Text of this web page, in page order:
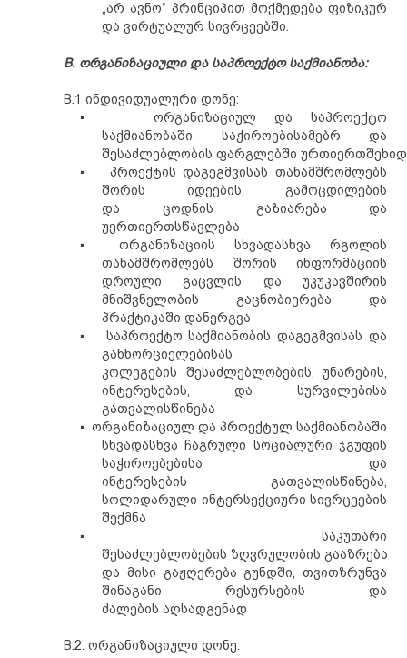
„არ ავნო“ პრინციპით მოქმედება ფიზიკურ
და ვირტუალურ სივრცეებში.
B. ორგანიზაციული და საპროექტო საქმიანობა:
B.1 ინდივიდუალური დონე:
▪
ორგანიზაციულდა საპროექტო
საქმიანობაში საჭიროებისამებრ და
შესაძლებლობის ფარგლებში
▪
პროექტის დაგეგმვისას თანამშრომლებს
შორის იდეების,
გამოცდილების
და ცოდნის გაზიარება და
უერთიერთსწავლება
▪
ორგანიზაციის სხვადასხვა რგოლის
თანამშრომლებს შორის ინფორმაციის
დროული გაცვლის და უკუკავშირის
მნიშვნელობის გაცნობიერება და
პრაქტიკაში დანერგვა
▪
საპროექტო საქმიანობის დაგეგმვისას და
განხორციელებისას
კოლეგების შესაძლებლობების, უნარების,
ინტერესების, და სურვილებისა
გათვალისწინება
▪ ორგანიზაციულ და პროექტულ საქმიანობაში
სხვადასხვა ჩაგრული სოციალური ჯგუფის
საჭიროებებისა და
ინტერესებისგათვალისწინება,
სოლიდარული ინტერსექციური სივრცეების
შექმნა
▪
საკუთარი
შესაძლებლობების ზღვრულობის გააზრება
და მისი გაჟღერებაგუნდში, თვითზრუნვა
შინაგანი რესურსებისდა
ძალების აღსადგენად
B.2. ორგანიზაციული დონე: